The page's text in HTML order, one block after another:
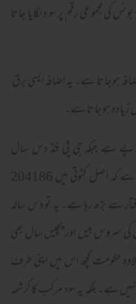
مجموعی رقم پر سو د لگایا جاتا
ہوجاتا ہے۔ یہ اضافہ ایسی برق
ہوجاتا ہے۔
رہے کہ دس سال کی کٹوتی ۔/6000 روپے ہے جبکہ جی پی فنڈ دس سال
میں 264186 روپے ہے۔اس کا مطلب یہ ہے کہ اصل کٹوتی میں 204186
سے بڑھ رہا ہے۔ یہ تو دس سالہ
کی سروس بیس اور پچیس سال بھی
حکومت کچھ اس میں اپنی طرف
ہے۔بلکہ یہ سود مرکب کاکرشمہ